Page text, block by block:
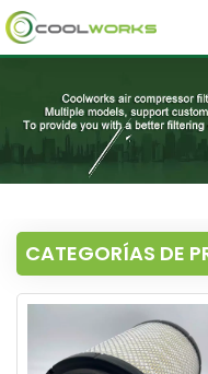
+8613525046291
CATEGORÍAS DE